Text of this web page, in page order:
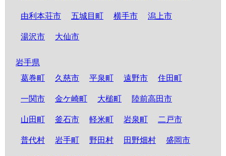
由利本荘市 五城目町 横手市 潟上市
湯沢市 大仙市
岩手県
葛巻町
久慈市 平泉町 遠野市 住田町
一関市 金ケ崎町 大槌町 陸前高田市
山田町 釜石市 軽米町 岩泉町 二戸市
普代村 岩手町 野田村 田野畑村 盛岡市